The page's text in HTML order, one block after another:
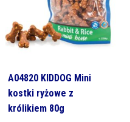
A04820 KIDDOG Mini
kostki ryżowe z
królikiem 80g